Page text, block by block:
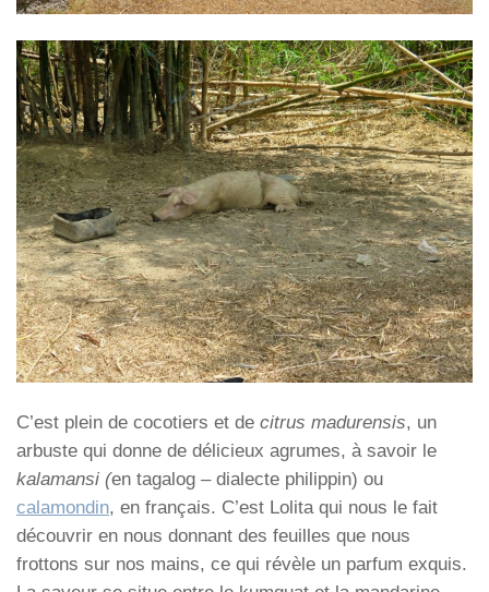
C’est plein de cocotiers et de citrus madurensis, un
arbuste qui donne de délicieux agrumes, à savoir le
kalamansi (en tagalog – dialecte philippin) ou
calamondin, en français. C’est Lolita qui nous le fait
découvrir en nous donnant des feuilles que nous
frottons sur nos mains, ce qui révèle un parfum exquis.